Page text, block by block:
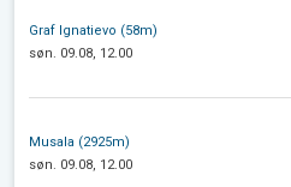
Graf Ignatievo (58m)
søn. 09.08, 12.00
Musala (2925m)
søn. 09.08, 12.00